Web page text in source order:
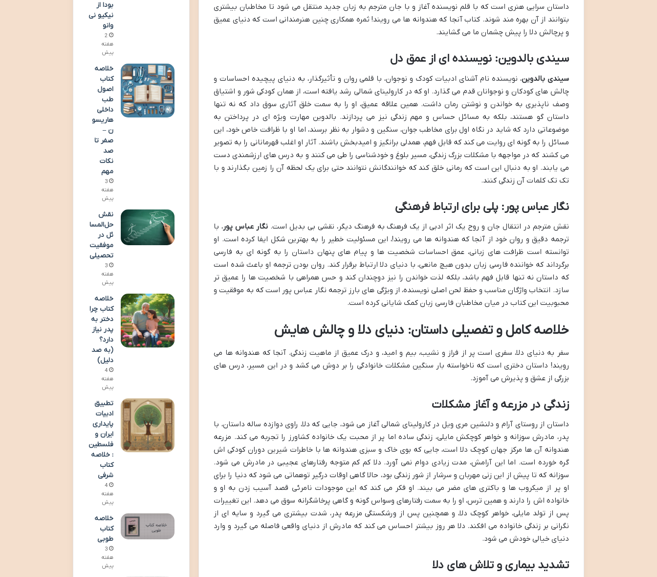
داستان سرایی هنری است که با قلم نویسنده آغاز و با جان مترجم به زبان جدید منتقل می شود تا مخاطبان بیشتری
بتوانند از آن بهره مند شوند. کتاب آنجا که هندوانه ها می رویند! ثمره همکاری چنین هنرمندانی است که دنیای عمیق
و پرچالش دلا را پیش چشمان ما می گشایند.
سیندی بالدوین: نویسنده ای از عمق دل
سیندی بالدوین، نویسنده نام آشنای ادبیات کودک و نوجوان، با قلمی روان و تأثیرگذار، به دنیای پیچیده احساسات و
چالش های کودکان و نوجوانان قدم می گذارد. او که در کارولینای شمالی رشد یافته است، از همان کودکی شور و اشتیاق
وصف ناپذیری به خواندن و نوشتن رمان داشت. همین علاقه عمیق، او را به سمت خلق آثاری سوق داد که نه تنها
داستان گو هستند، بلکه به مسائل حساس و مهم زندگی نیز می پردازند. بالدوین مهارت ویژه ای در پرداختن به
موضوعاتی دارد که شاید در نگاه اول برای مخاطب جوان، سنگین و دشوار به نظر برسند، اما او با ظرافت خاص خود، این
مسائل را به گونه ای روایت می کند که قابل فهم، همدلی برانگیز و امیدبخش باشند. آثار او اغلب قهرمانانی را به تصویر
می کشند که در مواجهه با مشکلات بزرگ زندگی، مسیر بلوغ و خودشناسی را طی می کنند و به درس های ارزشمندی دست
می یابند. او به دنبال این است که رمانی خلق کند که خوانندگانش نتوانند حتی برای یک لحظه آن را زمین بگذارند و با
تک تک کلمات آن زندگی کنند.
نگار عباس پور: پلی برای ارتباط فرهنگی
نقش مترجم در انتقال جان و روح یک اثر ادبی از یک فرهنگ به فرهنگ دیگر، نقشی بی بدیل است. نگار عباس پور، با
ترجمه دقیق و روان خود از آنجا که هندوانه ها می رویند!، این مسئولیت خطیر را به بهترین شکل ایفا کرده است. او
توانسته است ظرافت های زبانی، عمق احساسات شخصیت ها و پیام های پنهان داستان را به گونه ای به فارسی
برگرداند که خواننده فارسی زبان بدون هیچ مانعی، با دنیای دلا ارتباط برقرار کند. روان بودن ترجمه او باعث شده است
که داستان نه تنها قابل فهم باشد، بلکه لذت خواندن را نیز دوچندان کند و حس همراهی با شخصیت ها را عمیق تر
سازد. انتخاب واژگان مناسب و حفظ لحن اصلی نویسنده، از ویژگی های بارز ترجمه نگار عباس پور است که به موفقیت و
محبوبیت این کتاب در میان مخاطبان فارسی زبان کمک شایانی کرده است.
خلاصه کامل و تفصیلی داستان: دنیای دلا و چالش هایش
سفر به دنیای دلا، سفری است پر از فراز و نشیب، بیم و امید، و درک عمیق از ماهیت زندگی. آنجا که هندوانه ها می
رویند! داستان دختری است که ناخواسته بار سنگین مشکلات خانوادگی را بر دوش می کشد و در این مسیر، درس های
بزرگی از عشق و پذیرش می آموزد.
زندگی در مزرعه و آغاز مشکلات
داستان از روستای آرام و دلنشین مری ویل در کارولینای شمالی آغاز می شود، جایی که دلا، راوی دوازده ساله داستان، با
پدر، مادرش سوزانه و خواهر کوچکش مایلی، زندگی ساده اما پر از محبت یک خانواده کشاورز را تجربه می کند. مزرعه
هندوانه آن ها مرکز جهان کوچک دلا است، جایی که بوی خاک و سبزی هندوانه ها با خاطرات شیرین دوران کودکی اش
گره خورده است. اما این آرامش، مدت زیادی دوام نمی آورد. دلا کم کم متوجه رفتارهای عجیبی در مادرش می شود.
سوزانه که تا پیش از این زنی مهربان و سرشار از شور زندگی بود، حالا گاهی اوقات درگیر توهماتی می شود که دنیا را برای
او پر از میکروب ها و باکتری های مضر می بیند. او فکر می کند که این موجودات نامرئی قصد آسیب زدن به او و
خانواده اش را دارند و همین ترس، او را به سمت رفتارهای وسواس گونه و گاهی پرخاشگرانه سوق می دهد. این تغییرات
پس از تولد مایلی، خواهر کوچک دلا، و همچنین پس از ورشکستگی مزرعه پدر، شدت بیشتری می گیرد و سایه ای از
نگرانی بر زندگی خانواده می افکند. دلا هر روز بیشتر احساس می کند که مادرش از دنیای واقعی فاصله می گیرد و وارد
دنیای خیالی خودش می شود.
تشدید بیماری و تلاش های دلا
بودا از
نیکیو نی
وانو
2
هفته
پیش
خلاصه
کتاب
اصول
طب
داخلی
هاریسو
ن –
صفر تا
صد
نکات
مهم
3
هفته
پیش
نقش
حل‌المسا
ئل در
موفقیت
تحصیلی
3
هفته
پیش
خلاصه
کتاب چرا
دختر به
پدر نیاز
دارد؟
(به صد
دلیل)
4
هفته
پیش
تطبیق
ادبیات
پایداری
ایران و
فلسطین
: خلاصه
کتاب
شرفی
4
هفته
پیش
خلاصه
کتاب
طوبی
3
هفته
پیش